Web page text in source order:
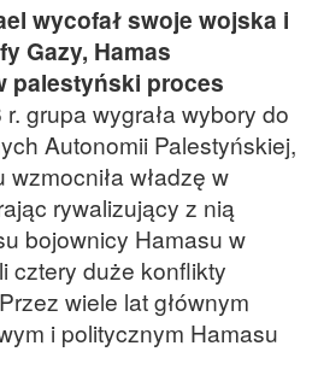
wycofał swoje wojska i
Gazy, Hamas
palestyński proces
grupa wygrała wybory do
Autonomii Palestyńskiej,
władzę w
rywalizujący z nią
bojownicy Hamasu w
cztery duże konflikty
wiele lat głównym
i politycznym Hamasu